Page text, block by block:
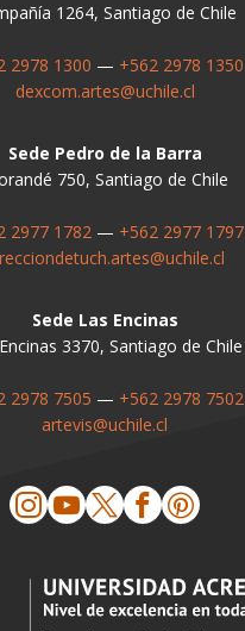
1264, Santiago de Chile
2978 1300 — +562 2978 1350
dexcom.artes@uchile.cl
Sede Pedro de la Barra
750, Santiago de Chile
2977 1782— +562 2977 1797
Sede Las Encinas
3370, Santiago de Chile
2978 7505 — +562 2978 7502
artevis@uchile.cl